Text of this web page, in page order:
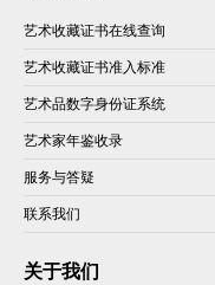
艺术收藏证书在线查询
艺术收藏证书准入标准
艺术品数字身份证系统
艺术家年鉴收录
服务与答疑
联系我们
关于我们